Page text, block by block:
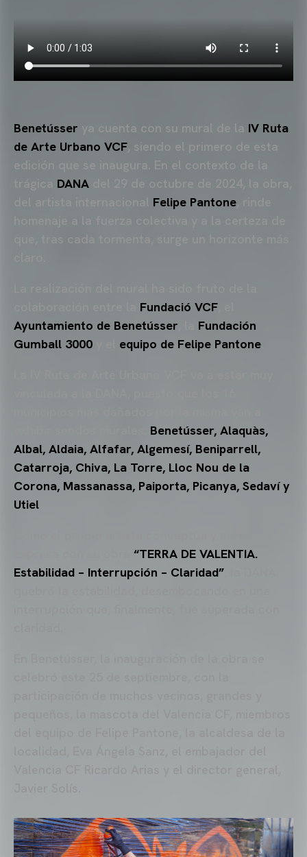
Benetússer ya cuenta con su mural de la IV Ruta
de Arte Urbano VCF, siendo el primero de esta
edición que se inaugura. En el contexto de la
trágica DANA del 29 de octubre de 2024, la obra,
del artista internacional Felipe Pantone
que, tras cada tormenta, surge un horizonte más
Fundació VCF
Ayuntamiento de Benetússer
Fundación
Gumball 3000
equipo de Felipe Pantone
Benetússer, Alaquàs,
Albal, Aldaia, Alfafar, Algemesí, Beniparrell,
Catarroja, Chiva, La Torre, Lloc Nou de la
Corona, Massanassa, Paiporta, Picanya, Sedaví y
Utiel
“TERRA DE VALENTIA.
Estabilidad – Interrupción – Claridad”